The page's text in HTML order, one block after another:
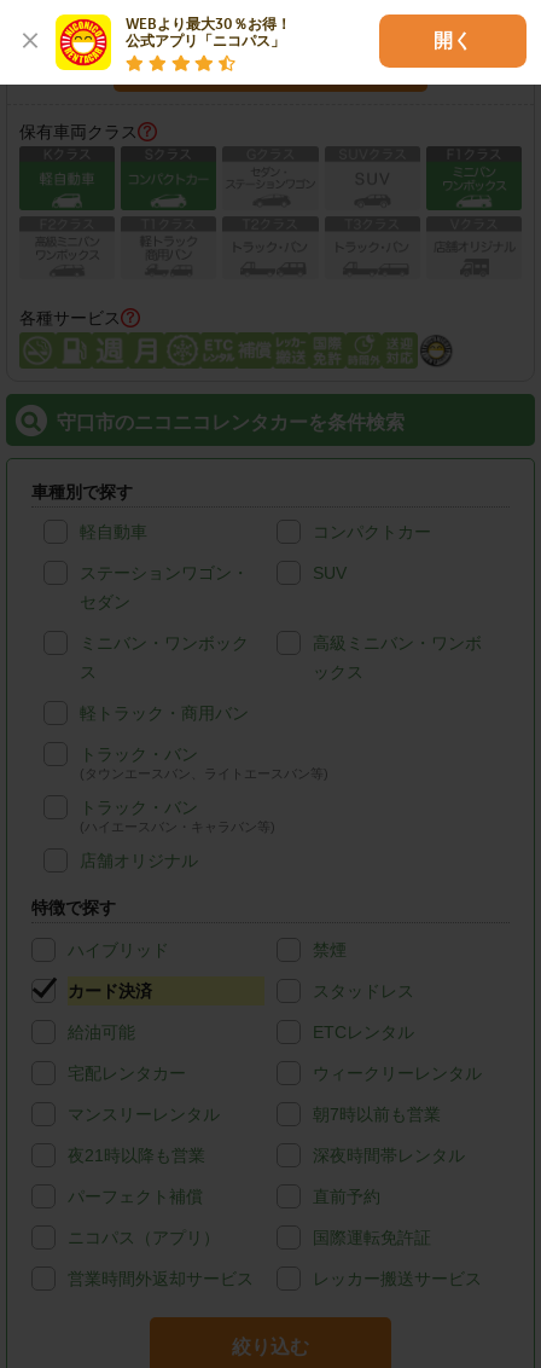
WEBより最大30％お得！
公式アプリ「ニコパス」
開く
営業時間：08:00-20:00
この店舗で予約する
保有車両クラス
各種サービス
守口市のニコニコレンタカーを条件検索
車種別で探す
軽自動車 コンパクトカー
ステーションワゴン・
セダン
SUV
ミニバン・ワンボック
ス
高級ミニバン・ワンボ
ックス
軽トラック・商用バン
トラック・バン
(タウンエースバン、ライトエースバン等)
トラック・バン
(ハイエースバン・キャラバン等)
店舗オリジナル
特徴で探す
ハイブリッド 禁煙
カード決済 スタッドレス
給油可能 ETCレンタル
宅配レンタカー ウィークリーレンタル
マンスリーレンタル 朝7時以前も営業
夜21時以降も営業 深夜時間帯レンタル
パーフェクト補償 直前予約
ニコパス（アプリ） 国際運転免許証
営業時間外返却サービス レッカー搬送サービス
絞り込む